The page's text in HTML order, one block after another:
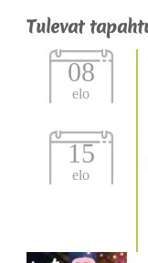
Tulevat
08
elo
15
elo